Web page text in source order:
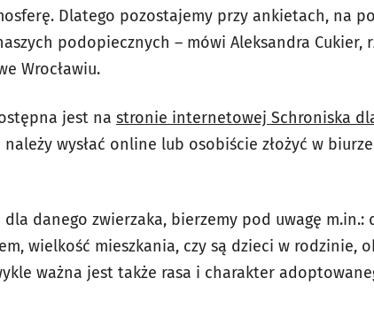
Dlatego pozostajemy przy ankietach, na
podopiecznych – mówi Aleksandra Cukier,
Wrocławiu.
jest na stronie internetowej Schroniska
należy wysłać online lub osobiście złożyć w
danego zwierzaka, bierzemy pod uwagę m.in.:
wielkość mieszkania, czy są dzieci w rodzinie,
ważna jest także rasa i charakter